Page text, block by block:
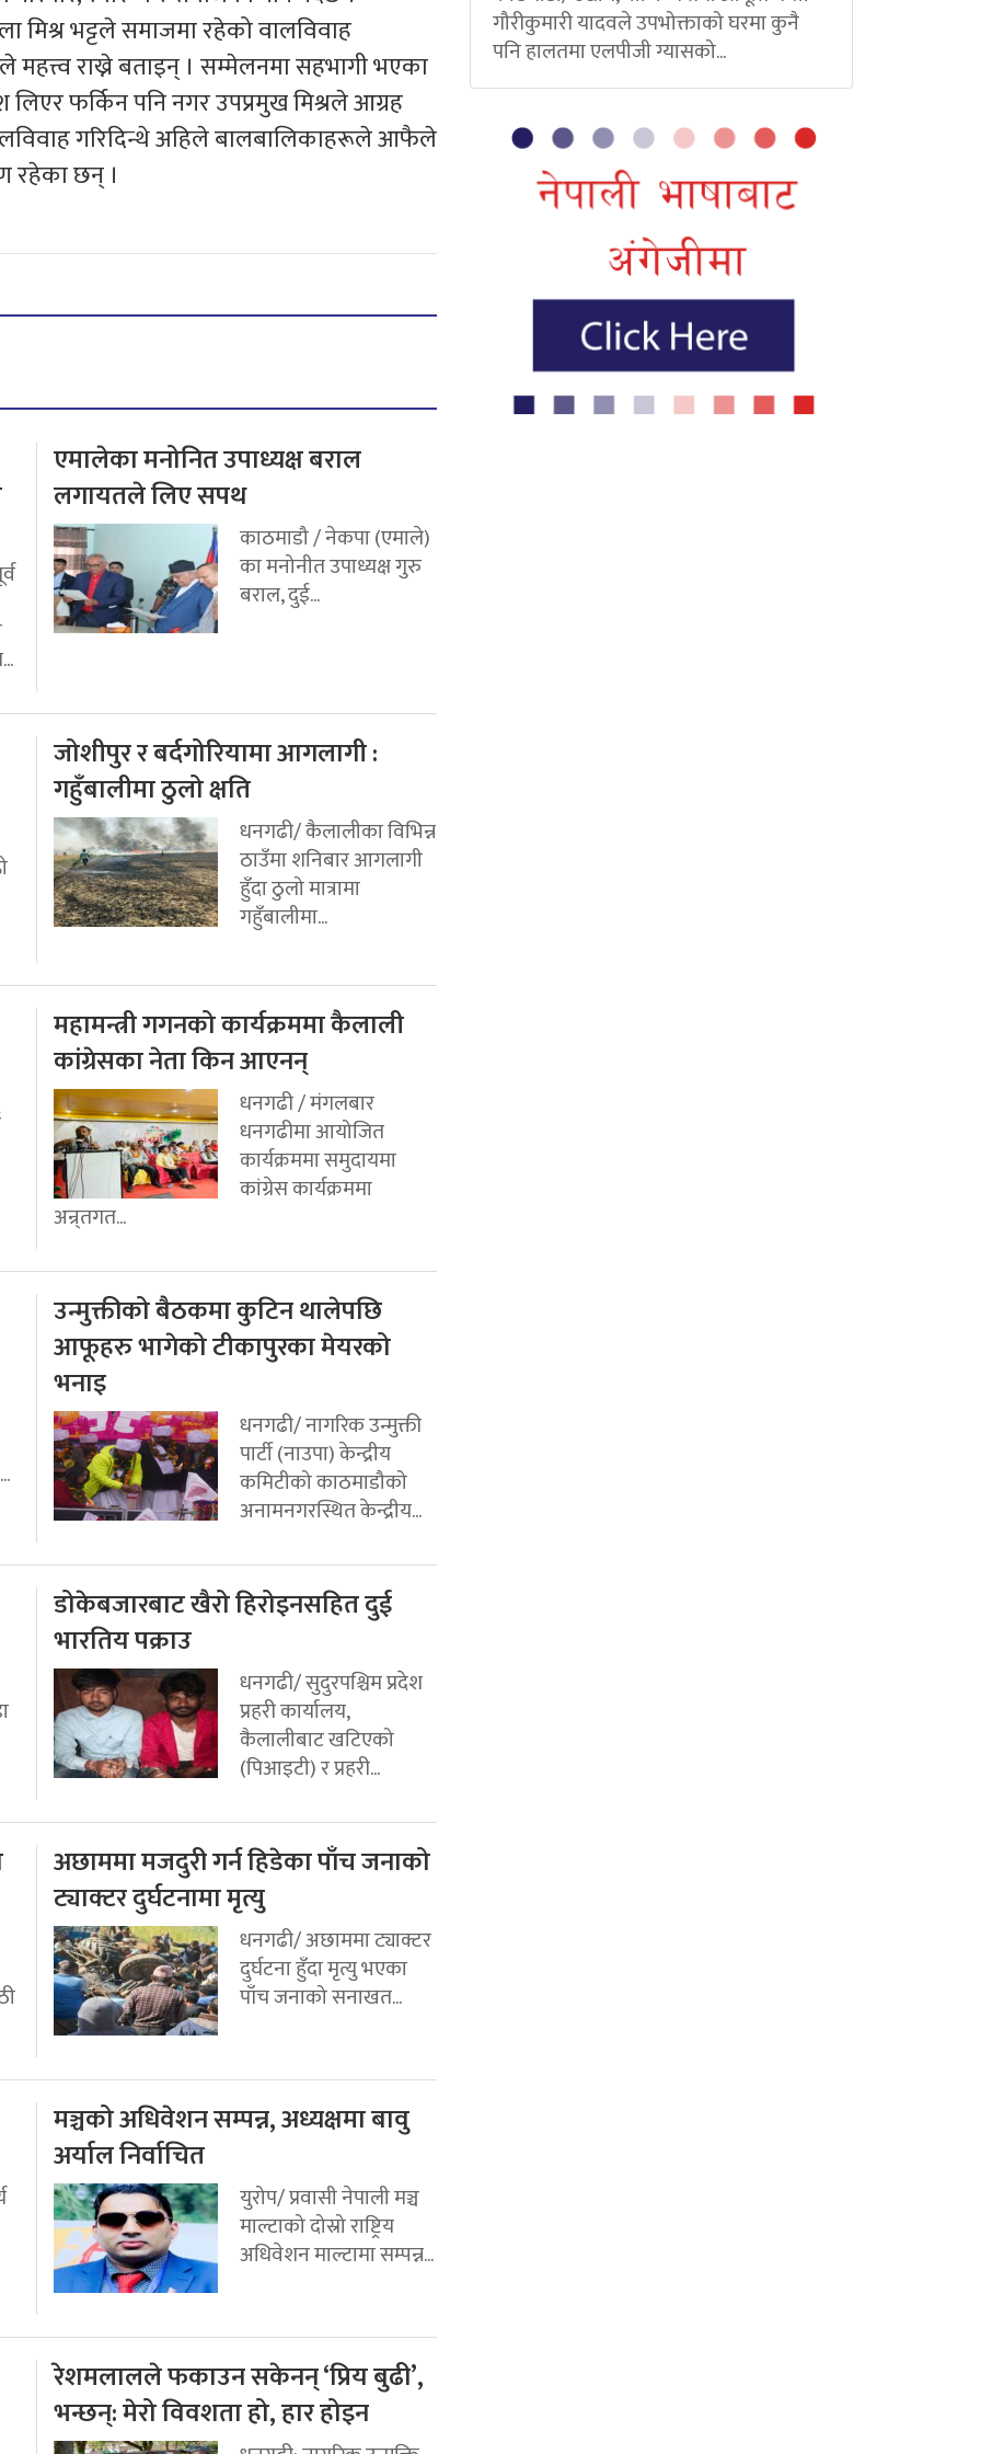
मिश्र भट्टले समाजमा रहेको वालविवाह
महत्त्व राख्ने बताइन् । सम्मेलनमा सहभागी भएका
फर्किन पनि नगर उपप्रमुख मिश्रले आग्रह
गरिदिन्थे अहिले बालबालिकाहरूले आफैले
रहेका छन् ।
एमालेका मनोनित उपाध्यक्ष बराल
लगायतले लिए सपथ
काठमाडौ / नेकपा (एमाले)
का मनोनीत उपाध्यक्ष गुरु
बराल, दुई...
जोशीपुर र बर्दगोरियामा आगलागी :
गहुँबालीमा ठुलो क्षति
धनगढी/ कैलालीका विभिन्न
ठाउँमा शनिबार आगलागी
हुँदा ठुलो मात्रामा
गहुँबालीमा...
महामन्त्री गगनको कार्यक्रममा कैलाली
कांग्रेसका नेता किन आएनन्
धनगढी / मंगलबार
धनगढीमा आयोजित
कार्यक्रममा समुदायमा
कांग्रेस कार्यक्रममा
अन्र्तगत...
उन्मुक्तीको बैठकमा कुटिन थालेपछि
आफूहरु भागेको टीकापुरका मेयरको
भनाइ
धनगढी/ नागरिक उन्मुक्ती
पार्टी (नाउपा) केन्द्रीय
कमिटीको काठमाडौको
अनामनगरस्थित केन्द्रीय...
डोकेबजारबाट खैरो हिरोइनसहित दुई
भारतिय पक्राउ
धनगढी/ सुदुरपश्चिम प्रदेश
प्रहरी कार्यालय,
कैलालीबाट खटिएको
(पिआइटी) र प्रहरी...
अछाममा मजदुरी गर्न हिडेका पाँच जनाको
ट्याक्टर दुर्घटनामा मृत्यु
धनगढी/ अछाममा ट्याक्टर
दुर्घटना हुँदा मृत्यु भएका
पाँच जनाको सनाखत...
मञ्चको अधिवेशन सम्पन्न, अध्यक्षमा बावु
अर्याल निर्वाचित
युरोप/ प्रवासी नेपाली मञ्च
माल्टाको दोस्रो राष्ट्रिय
अधिवेशन माल्टामा सम्पन्न...
रेशमलालले फकाउन सकेनन् ‘प्रिय बुढी’,
भन्छन्: मेरो विवशता हो, हार होइन
गौरीकुमारी यादवले उपभोक्ताको घरमा कुनै
पनि हालतमा एलपीजी ग्यासको...